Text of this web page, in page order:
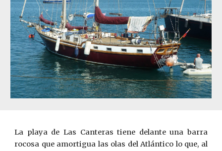
La playa de Las Canteras tiene delante una barra
rocosa que amortigua las olas del Atlántico lo que, al